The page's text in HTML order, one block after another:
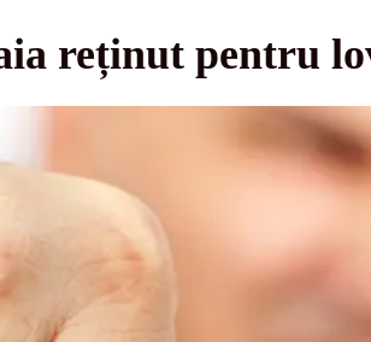
reținut pentru